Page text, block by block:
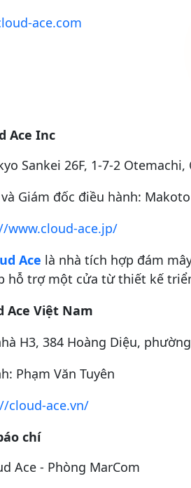
ace.com
Ace Inc
Sankei 26F, 1-7-2
Giám đốc điều hành:
www.cloud-ace.jp/
Ace là nhà tích hợp đám
hỗ trợ một cửa từ thiết kế
Ace Việt Nam
H3, 384 Hoàng Diệu,
Phạm Văn Tuyên
cloud-ace.vn/
chí
Ace - Phòng MarCom